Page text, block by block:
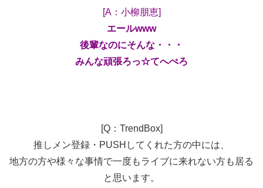
[A：小柳朋恵]
エールwww
後輩なのにそんな・・・
みんな頑張ろっ☆てへぺろ
[Q：TrendBox]
推しメン登録・PUSHしてくれた方の中には、
地方の方や様々な事情で一度もライブに来れない方も居る
と思います。